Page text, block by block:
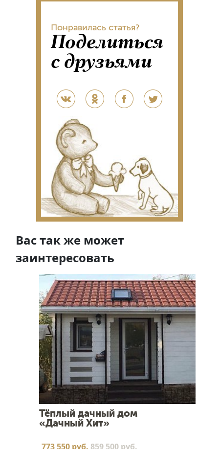
Понравилась статья?
Поделиться
с друзьями
Вас так же может
заинтересовать
Тёплый дачный дом
«Дачный Хит»
773 550 руб. 859 500 руб.